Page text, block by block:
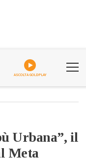
ASCOLTA GOLDPLAY
Urbana”, il
Meta